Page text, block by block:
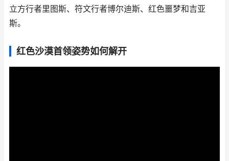
立方行者里图斯、符文行者博尔迪斯、红色噩梦和吉亚
斯。
红色沙漠首领姿势如何解开